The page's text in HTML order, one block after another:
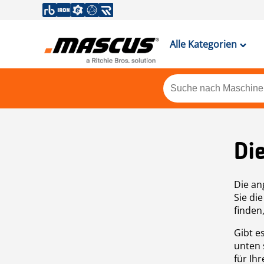
Alle Kategorien
Die
Sie
Gibt
unten
für